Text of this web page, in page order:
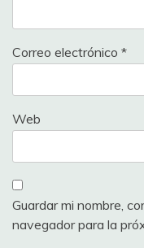
Correo electrónico *
Web
Guardar mi nombre,
navegador para la